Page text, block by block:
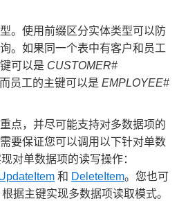
。使用前缀区分实体类型可以防
。如果同一个表中有客户和员工
可以是 CUSTOMER#
员工的主键可以是 EMPLOYEE#
点，并尽可能支持对多数据项的
要保证您可以调用以下针对单数
对单数据项的读写操作：
和 DeleteItem。您也可
据主键实现多数据项读取模式。